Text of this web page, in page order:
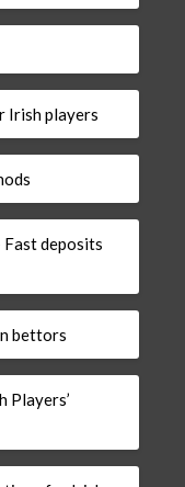
Irish players
Fast deposits
bettors
Players’